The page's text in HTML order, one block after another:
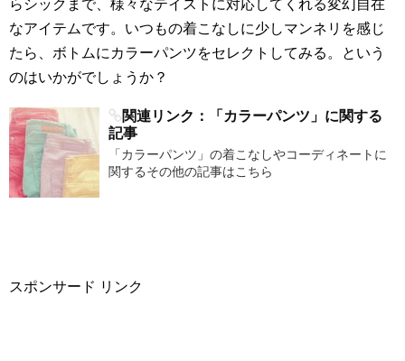
らシックまで、様々なテイストに対応してくれる変幻自在
なアイテムです。いつもの着こなしに少しマンネリを感じ
たら、ボトムにカラーパンツをセレクトしてみる。という
のはいかがでしょうか？
関連リンク：「カラーパンツ」に関する
記事
「カラーパンツ」の着こなしやコーディネートに
関するその他の記事はこちら
スポンサード リンク